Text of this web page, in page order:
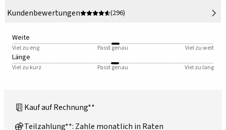
Kundenbewertungen
(296)
Weite
Viel zu eng Passt genau Viel zu weit
Länge
Viel zu kurz Passt genau Viel zu lang
Kauf auf Rechnung**
Teilzahlung**: Zahle monatlich in Raten